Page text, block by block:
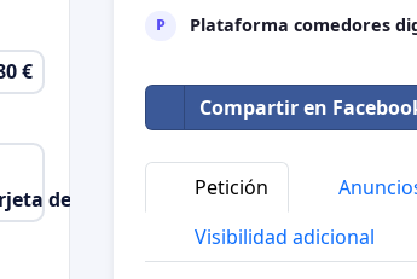
P Plataforma comedores
Compartir en
Petición
Visibilidad adicional
€
de crédito